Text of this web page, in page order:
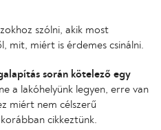
szólni, akik most
mit, miért is érdemes csinálni.
során kötelező egy
a lakóhelyünk legyen, erre van
miért nem célszerű
cikkeztünk.